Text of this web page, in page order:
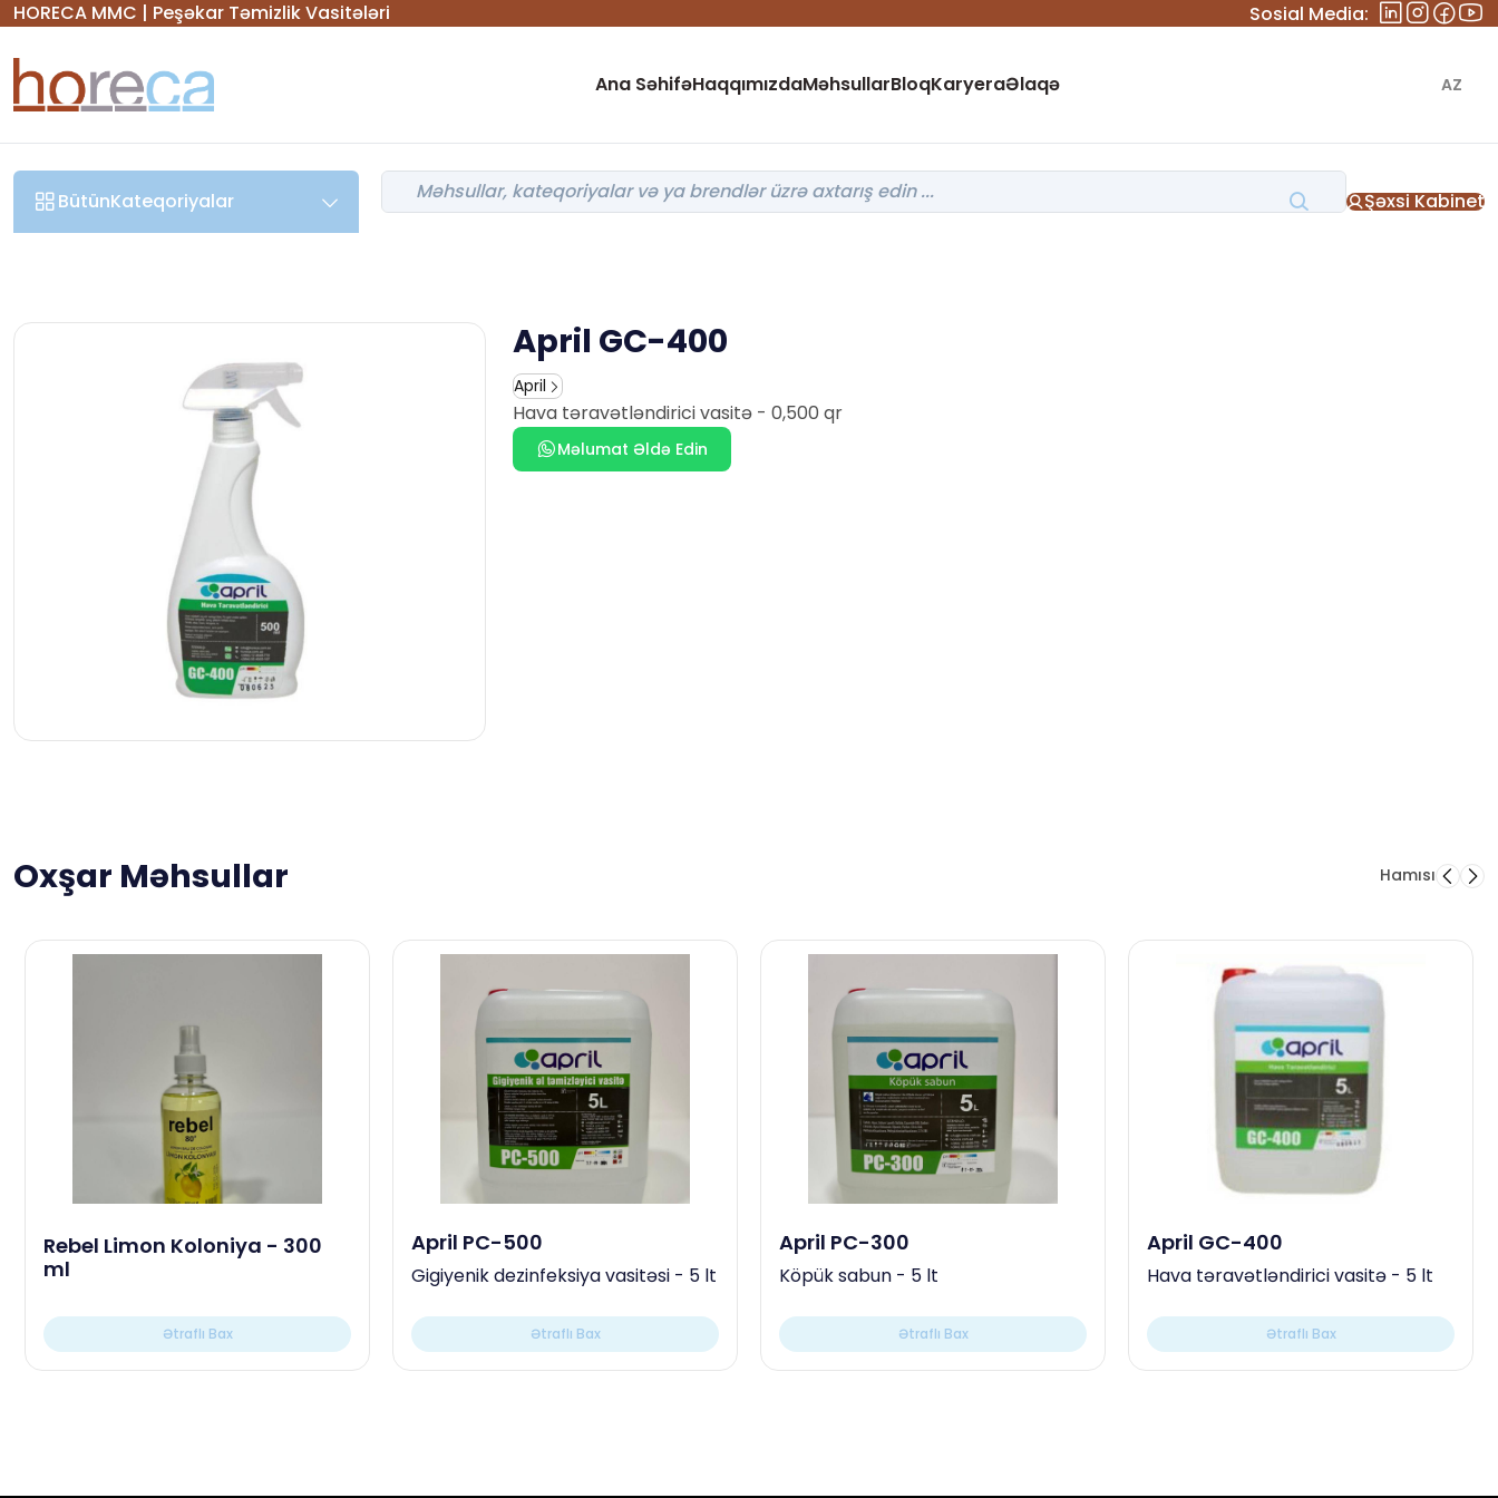
HORECA MMC | Peşəkar Təmizlik Vasitələri Sosial Media:
Ana SəhifəHaqqımızdaMəhsullarBloqKaryeraƏlaqə AZ
BütünKateqoriyalar Şəxsi Kabinet
April GC-400
April
Hava təravətləndirici vasitə - 0,500 qr
Məlumat Əldə Edin
Oxşar Məhsullar Hamısı
Rebel Limon Koloniya - 300
ml
Ətraflı Bax
April PC-500
Gigiyenik dezinfeksiya vasitəsi - 5 lt
Ətraflı Bax
April PC-300
Köpük sabun - 5 lt
Ətraflı Bax
April GC-400
Hava təravətləndirici vasitə - 5 lt
Ətraflı Bax